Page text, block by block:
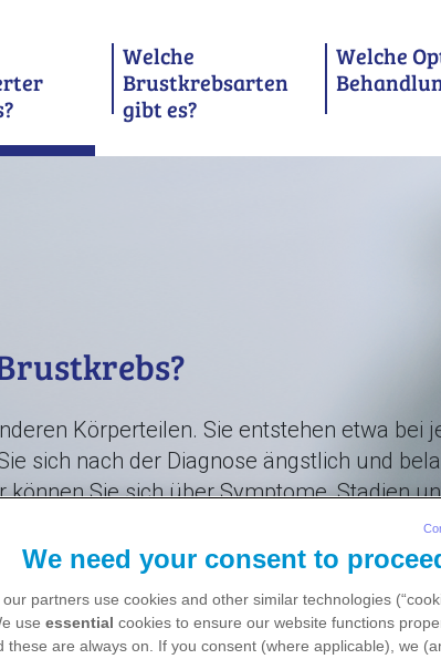
Welche
Brustkrebsarten
gibt es?
Welche
Körperteilen. Sie entstehen etwa bei
sich nach der Diagnose ängstlich und
Sie sich über Symptome, Stadien
We need your consent to
partners use cookies and other similar technologies
use essential cookies to ensure our website functions
these are always on. If you consent (where applicable), we